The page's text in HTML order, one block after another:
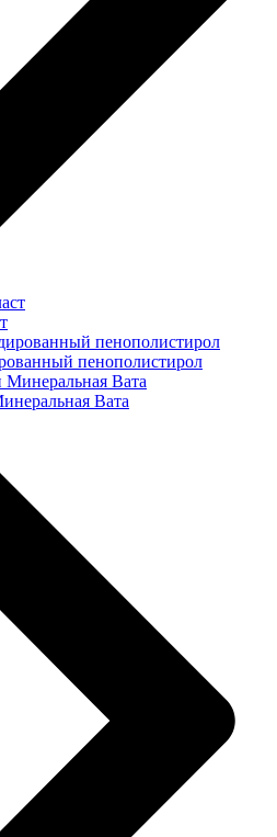
пенополистирол
Вата